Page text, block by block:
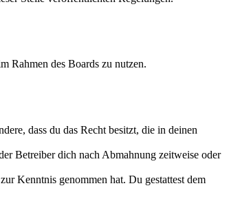
Rahmen des Boards zu nutzen.
dass du das Recht besitzt, die in deinen
Betreiber dich nach Abmahnung zeitweise oder
Kenntnis genommen hat. Du gestattest dem